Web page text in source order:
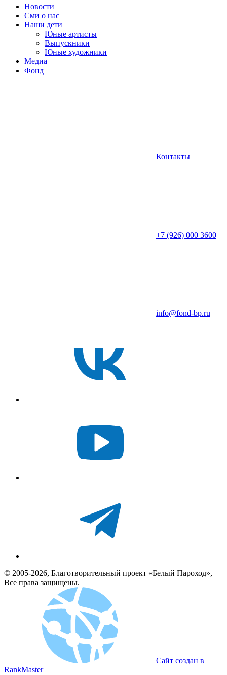
Новости
Сми о нас
Наши дети
Юные артисты
Выпускники
Юные художники
Медиа
Фонд
Контакты
+7 (926) 000 3600
info@fond-bp.ru
© 2005-2026, Благотворительный проект «Белый Пароход»,
Все права защищены.
Сайт создан в
RankMaster